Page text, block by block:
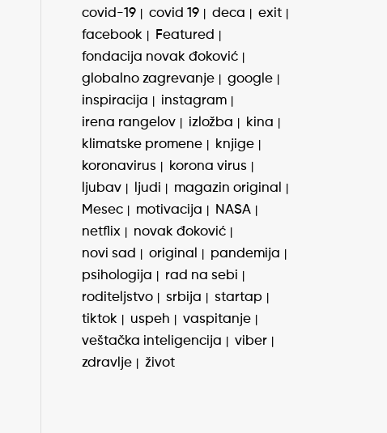
covid-19
covid 19 deca
exit
facebook
Featured
fondacija novak đoković
globalno zagrevanje
google
inspiracija
instagram
irena rangelov
izložba
kina
klimatske promene
knjige
koronavirus
korona virus
ljubav
ljudi
magazin original
Mesec
motivacija
NASA
netflix
novak đoković
novi sad
original
pandemija
psihologija
rad na sebi
roditeljstvo
srbija
startap
tiktok
uspeh
vaspitanje
veštačka inteligencija
viber
zdravlje
život